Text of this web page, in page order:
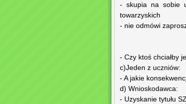
- skupia na sobie
towarzyskich
- nie odmówi
- Czy ktoś chciałby
c)Jeden z uczniów:
- A jakie
d) Wnioskodawca:
- Uzyskanie tytułu